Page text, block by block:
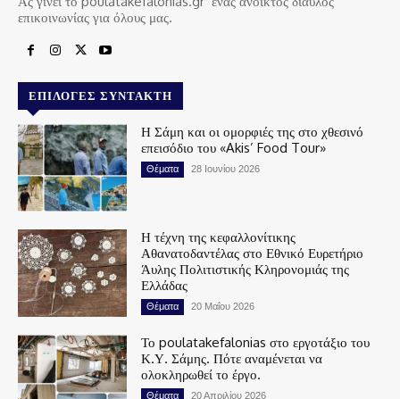
επικοινωνίας για όλους μας.
ΕΠΙΛΟΓΈΣ ΣΥΝΤΆΚΤΗ
Η Σάμη και οι ομορφιές της στο χθεσινό
επεισόδιο του «Akis’ Food Tour»
Θέματα 28 Ιουνίου 2026
Η τέχνη της κεφαλλονίτικης
Αθανατοδαντέλας στο Εθνικό Ευρετήριο
Άυλης Πολιτιστικής Κληρονομιάς της
Ελλάδας
Θέματα 20 Μαΐου 2026
Το poulatakefalonias στο εργοτάξιο του
Κ.Υ. Σάμης. Πότε αναμένεται να
ολοκληρωθεί το έργο.
Θέματα 20 Απριλίου 2026